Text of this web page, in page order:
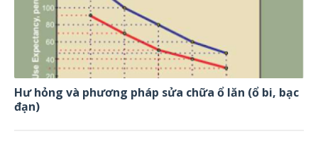
Hư hỏng và phương pháp sửa chữa ổ lăn (ổ bi, bạc
đạn)